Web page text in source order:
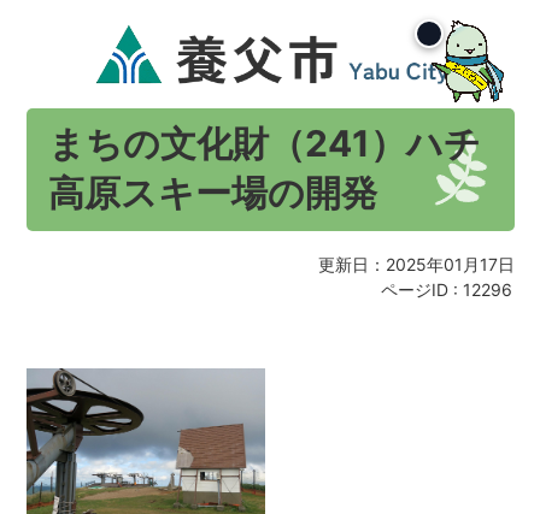
まちの文化財（241）ハチ
高原スキー場の開発
更新日：2025年01月17日
ページID : 12296